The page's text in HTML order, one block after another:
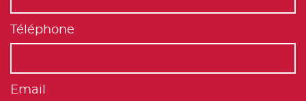
Téléphone
Email